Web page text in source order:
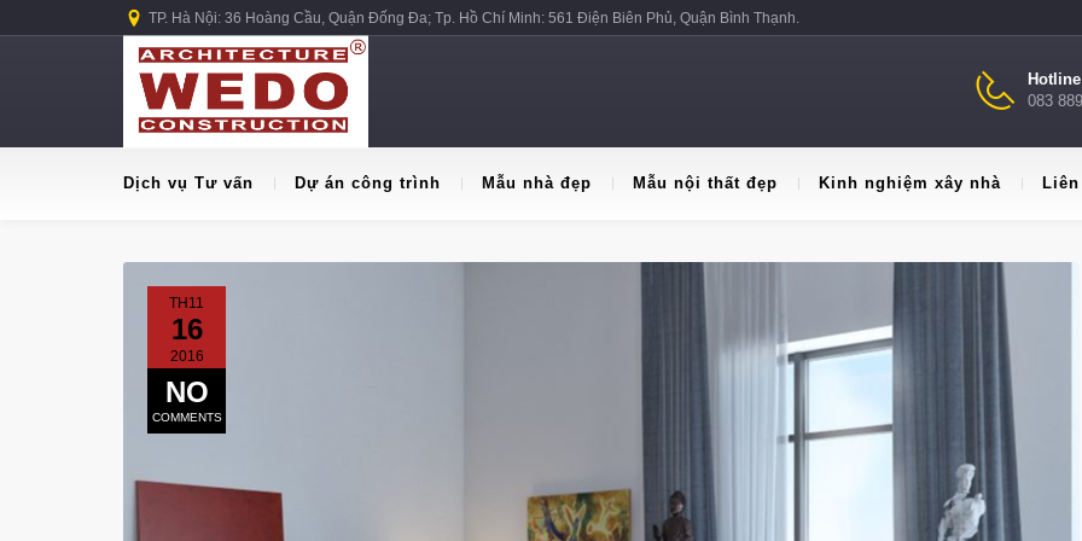
TP. Hà Nội: 36 Hoàng Cầu, Quận Đống Đa; Tp. Hồ Chí Minh: 561 Điện Biên Phủ, Quận Bình Thạnh.
083
Dịch vụ Tư vấn Dự án công trình Mẫu nhà đẹp Mẫu nội thất đẹp Kinh nghiệm xây nhà
TH11
16
2016
NO
COMMENTS